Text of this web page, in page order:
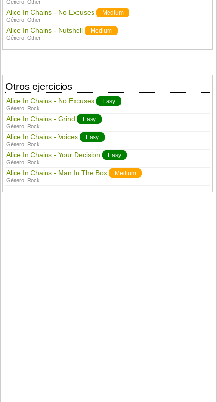
Género:Other
Alice In Chains - No Excuses Medium
Género:Other
Alice In Chains - Nutshell Medium
Género:Other
Otros ejercicios
Alice In Chains - No Excuses Easy
Género: Rock
Alice In Chains - Grind Easy
Género: Rock
Alice In Chains - Voices Easy
Género: Rock
Alice In Chains - Your Decision Easy
Género: Rock
Alice In Chains - Man In The Box Medium
Género: Rock